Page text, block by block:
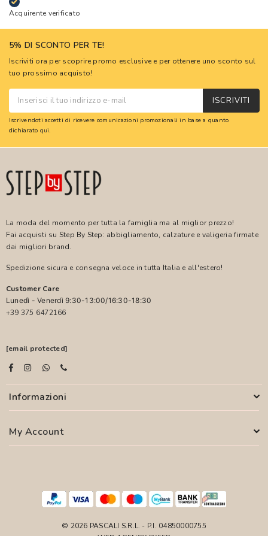
Acquirente verificato
5% DI SCONTO PER TE!
Iscriviti ora per scoprire promo esclusive e per ottenere uno sconto sul
tuo prossimo acquisto!
ISCRIVITI
Iscrivendoti accetti di ricevere comunicazioni promozionali in base a quanto
dichiarato qui.
La moda del momento per tutta la famiglia ma al miglior prezzo!
Fai acquisti su Step By Step: abbigliamento, calzature e valigeria firmate
dai migliori brand.
Spedizione sicura e consegna veloce in tutta Italia e all'estero!
Customer Care
Lunedì - Venerdì 9:30-13:00/16:30-18:30
+39 375 6472166
[email protected]
Informazioni
My Account
© 2026 PASCALI S.R.L. - P.I. 04850000755